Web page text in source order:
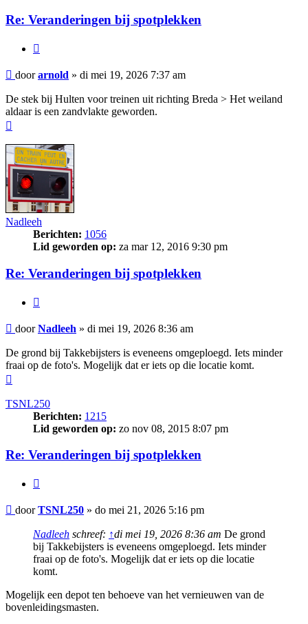
Re: Veranderingen bij spotplekken
Bericht
doorarnold » di mei 19, 2026 7:37 am
De stek bij Hulten voor treinen uit richting Breda > Het weiland
aldaar is een zandvlakte geworden.
Nadleeh
Berichten: 1056
Lid geworden op: za mar 12, 2016 9:30 pm
Re: Veranderingen bij spotplekken
Bericht
doorNadleeh » di mei 19, 2026 8:36 am
De grond bij Takkebijsters is eveneens omgeploegd. Iets minder
fraai op de foto's. Mogelijk dat er iets op die locatie komt.
TSNL250
Berichten: 1215
Lid geworden op: zo nov 08, 2015 8:07 pm
Re: Veranderingen bij spotplekken
Bericht
doorTSNL250 » do mei 21, 2026 5:16 pm
Nadleeh schreef: ↑di mei 19, 2026 8:36 am De grond
bij Takkebijsters is eveneens omgeploegd. Iets minder
fraai op de foto's. Mogelijk dat er iets op die locatie
komt.
Mogelijk een depot ten behoeve van het vernieuwen van de
bovenleidingsmasten.